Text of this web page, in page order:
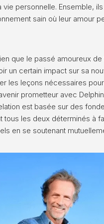
vie personnelle. Ensemble,
sain où leur amour
que le passé amoureux de
un certain impact sur sa
les leçons nécessaires
prometteur avec
est basée sur des
tous les deux déterminés à
en se soutenant